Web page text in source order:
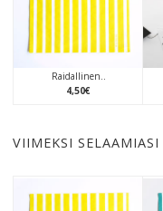
Raidallinen..
4,50€
VIIMEKSI